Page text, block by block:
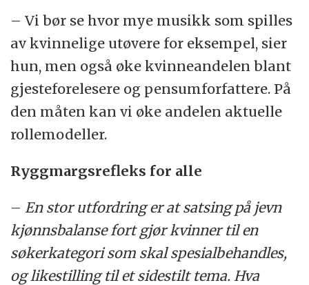
– Vi bør se hvor mye musikk som spilles
av kvinnelige utøvere for eksempel, sier
hun, men også øke kvinneandelen blant
gjesteforelesere og pensumforfattere. På
den måten kan vi øke andelen aktuelle
rollemodeller.
Ryggmargsrefleks for alle
– En stor utfordring er at satsing på jevn
kjønnsbalanse fort gjør kvinner til en
søkerkategori som skal spesialbehandles,
og likestilling til et sidestilt tema. Hva